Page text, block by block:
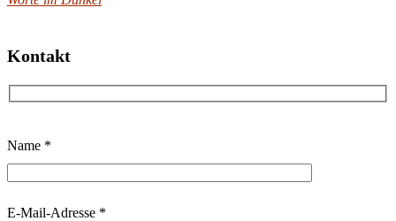
Kontakt
t
t
Name *
E-Mail-Adresse *